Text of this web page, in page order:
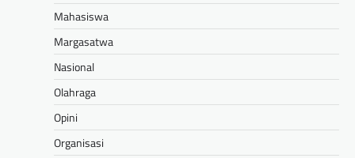
Mahasiswa
Margasatwa
Nasional
Olahraga
Opini
Organisasi